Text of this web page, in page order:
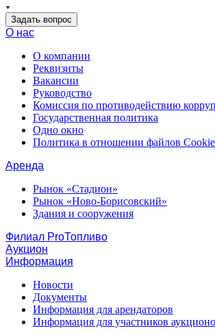
Задать вопрос
О нас
О компании
Реквизиты
Вакансии
Руководство
Комиссия по противодействию
Государственная политика
Одно окно
Политика в отношении файлов Cookie
Аренда
Рынок «Стадион»
Рынок «Ново-Борисовский»
Здания и сооружения
Филиал ProТопливо
Аукцион
Информация
Новости
Документы
Информация для арендаторов
Информация для участников